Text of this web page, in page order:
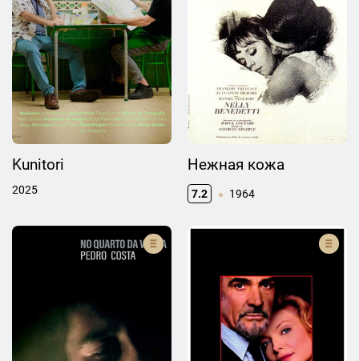
Kunitori
2025
Нежная кожа
7.2 1964